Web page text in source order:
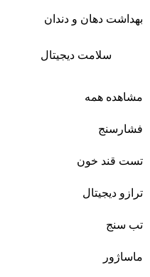
بهداشت دهان و دندان
سلامت دیجیتال
مشاهده همه
فشارسنج
تست قند خون
ترازو دیجیتال
تب سنج
ماساژور